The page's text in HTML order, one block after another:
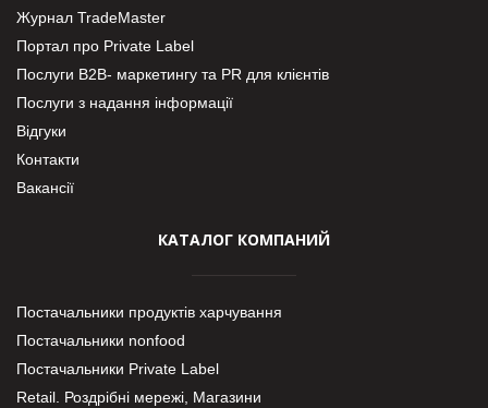
Журнал TradeMaster
Портал про Private Label
Послуги В2В- маркетингу та PR для клієнтів
Послуги з надання інформації
Відгуки
Контакти
Вакансії
КАТАЛОГ КОМПАНИЙ
Постачальники продуктів харчування
Постачальники nonfood
Постачальники Private Label
Retail. Роздрібні мережі, Магазини